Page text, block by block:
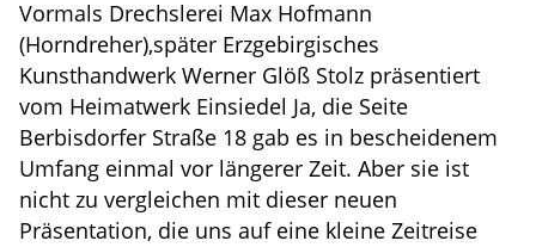
Vormals Drechslerei Max Hofmann
(Horndreher),später Erzgebirgisches
Kunsthandwerk Werner Glöß Stolz präsentiert
vom Heimatwerk Einsiedel Ja, die Seite
Berbisdorfer Straße 18 gab es in bescheidenem
Umfang einmal vor längerer Zeit. Aber sie ist
nicht zu vergleichen mit dieser neuen
Präsentation, die uns auf eine kleine Zeitreise